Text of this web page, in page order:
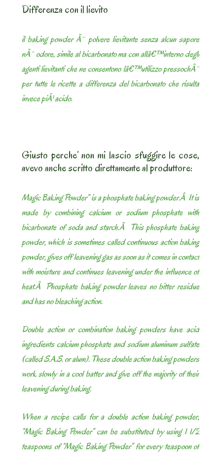
Differenza con il lievito
il baking powder Ã¨ polvere lievitante senza alcun sapore
nÃ¨ odore, simile al bicarbonato ma con allâ€™interno degli
agenti lievitanti che ne consentono lâ€™utilizzo pressochÃ¨
per tutte le ricette a differenza del bicarbonato che risulta
invece piÃ¹ acido.
Giusto perche’ non mi lascio sfuggire le cose,
avevo anche scritto direttamente al produttore:
Magic Baking Powder” is a phosphate baking powder.Â It is
made by combining calcium or sodium phosphate with
bicarbonate of soda and starch.Â This phosphate baking
powder, which is sometimes called continuous action baking
powder, gives off leavening gas as soon as it comes in contact
with moisture and continues leavening under the influence of
heat.Â Phosphate baking powder leaves no bitter residue
and has no bleaching action.
Double action or combination baking powders have acid
ingredients calcium phosphate and sodium aluminum sulfate
(called S.A.S. or alum). These double action baking powders
work slowly in a cool batter and give off the majority of their
leavening during baking.
When a recipe calls for a double action baking powder,
“Magic Baking Powder” can be substituted by using 1 1/2
teaspoons of “Magic Baking Powder” for every teaspoon of